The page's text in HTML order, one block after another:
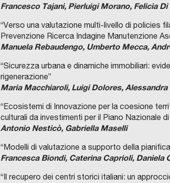
Francesco Tajani, Pierluigi Morano, Felicia
“Verso una valutazione multi-livello di policies
Prevenzione Ricerca Indagine Manutenzione
Manuela Rebaudengo, Umberto Mecca,
“Sicurezza urbana e dinamiche immobiliari:
rigenerazione”
Maria Macchiaroli, Luigi Dolores,
“Ecosistemi di Innovazione per la coesione
culturali da investimenti per il Piano Nazionale
Antonio Nesticò, Gabriella Maselli
“Modelli di valutazione a supporto della
Francesca Biondi, Caterina Caprioli,
“Il recupero dei centri storici italiani: un